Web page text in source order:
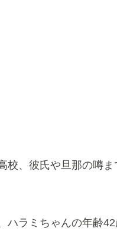
校、彼氏や旦那の噂ま
ハラミちゃんの年齢